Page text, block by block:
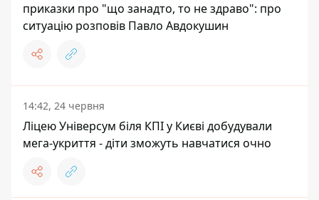
приказки про "що занадто, то не здраво": про
ситуацію розповів Павло Авдокушин
14:42, 24 червня
Ліцею Універсум біля КПІ у Києві добудували
мега-укриття - діти зможуть навчатися очно